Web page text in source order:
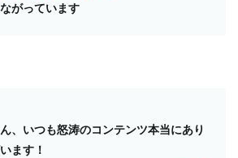
がっています
、いつも怒涛のコンテンツ本当にあり
ます！